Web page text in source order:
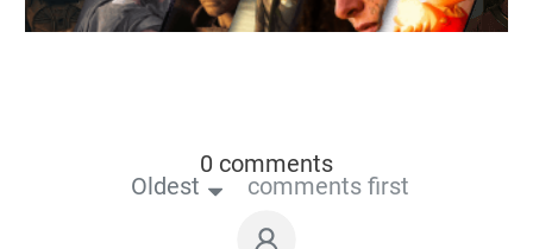
0 comments
Oldest comments first